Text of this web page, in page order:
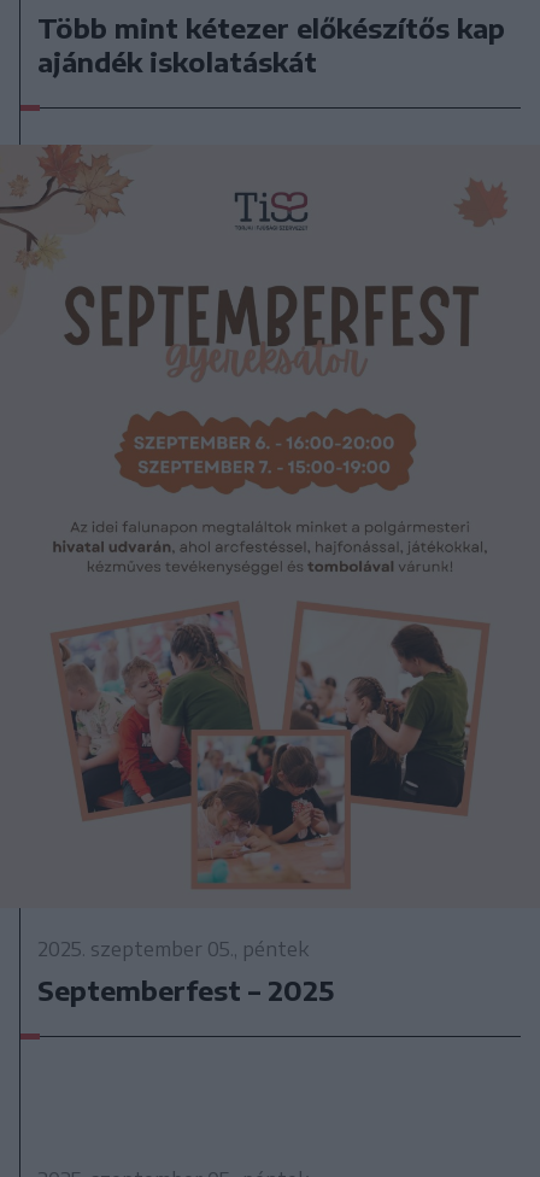
Több mint kétezer előkészítős kap
ajándék iskolatáskát
2025. szeptember 05., péntek
Septemberfest – 2025